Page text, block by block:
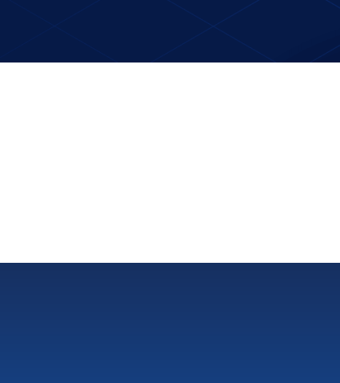
App Store
หรือลองใช้บัญชีทดลองเทรดฟรี